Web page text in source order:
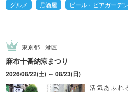
グルメ
居酒屋 ビール・ビアガーデン
東京都 港区
麻布十番納涼まつり
2026/08/22(土) ～ 08/23(日)
活気あふれ